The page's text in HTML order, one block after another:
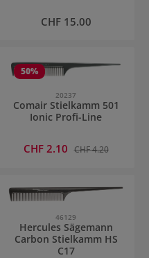
Regulärer Preis:
CHF 15.00
50%
20237
Comair Stielkamm 501
Ionic Profi-Line
Verkaufspreis:
CHF 2.10 Regulärer Preis:
CHF 4.20
46129
Hercules Sägemann
Carbon Stielkamm HS
C17